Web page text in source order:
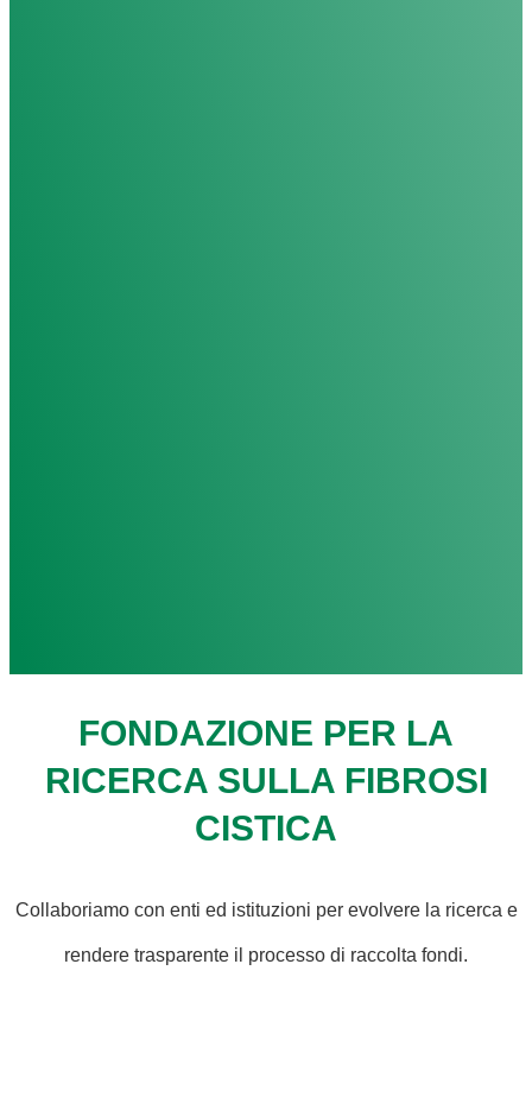
FONDAZIONE PER LA
RICERCA SULLA FIBROSI
CISTICA
Collaboriamo con enti ed istituzioni per evolvere la ricerca e
rendere trasparente il processo di raccolta fondi.